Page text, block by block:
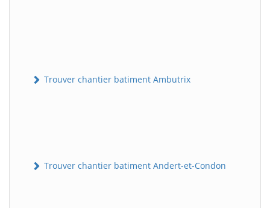
Trouver chantier batiment Ambutrix
Trouver chantier batiment Andert-et-Condon